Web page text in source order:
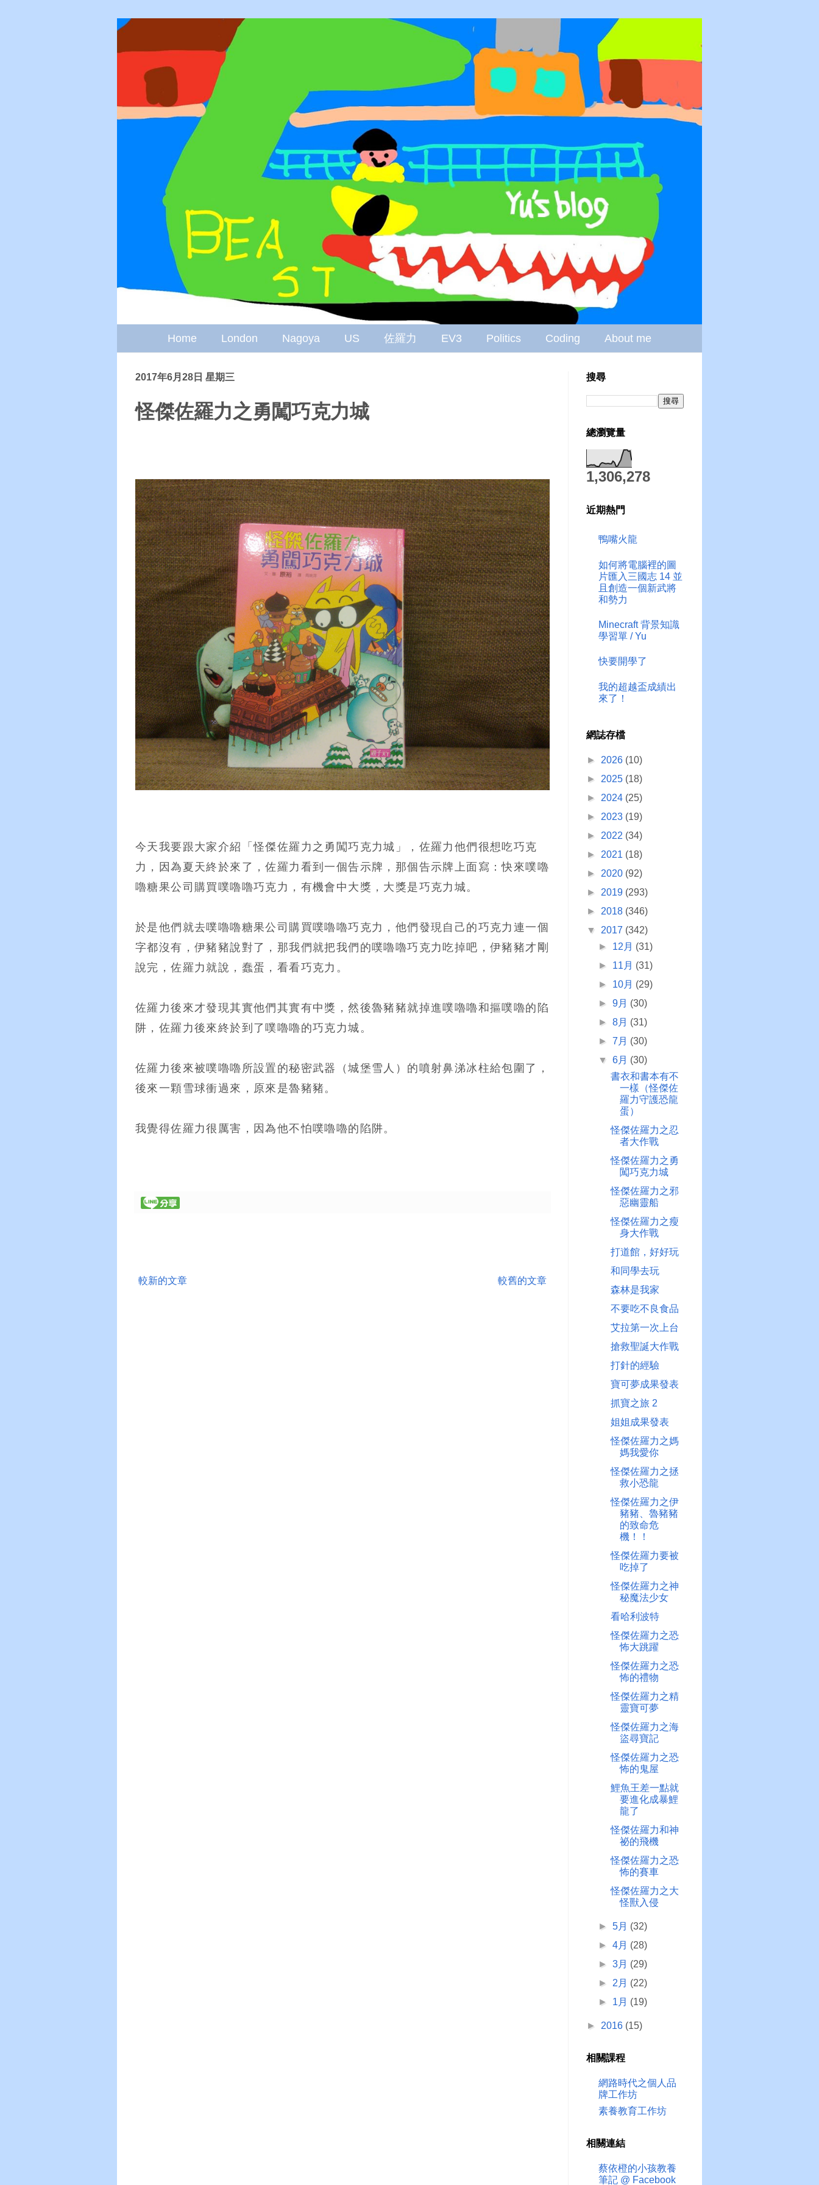
Home London Nagoya US 佐羅力 EV3 Politics Coding About me
2017年6月28日 星期三
怪傑佐羅力之勇闖巧克力城
今天我要跟大家介紹「怪傑佐羅力之勇闖巧克力城」，佐羅力他們很想吃巧克
力，因為夏天終於來了，佐羅力看到一個告示牌，那個告示牌上面寫：快來噗嚕
嚕糖果公司購買噗嚕嚕巧克力，有機會中大獎，大獎是巧克力城。
於是他們就去噗嚕嚕糖果公司購買噗嚕嚕巧克力，他們發現自己的巧克力連一個
字都沒有，伊豬豬說對了，那我們就把我們的噗嚕嚕巧克力吃掉吧，伊豬豬才剛
說完，佐羅力就說，蠢蛋，看看巧克力。
佐羅力後來才發現其實他們其實有中獎，然後魯豬豬就掉進噗嚕嚕和摳噗嚕的陷
阱，佐羅力後來終於到了噗嚕嚕的巧克力城。
佐羅力後來被噗嚕嚕所設置的秘密武器（城堡雪人）的噴射鼻涕冰柱給包圍了，
後來一顆雪球衝過來，原來是魯豬豬。
我覺得佐羅力很厲害，因為他不怕噗嚕嚕的陷阱。
較新的文章 較舊的文章
搜尋
總瀏覽量
1,306,278
近期熱門
鴨嘴火龍
如何將電腦裡的圖
片匯入三國志 14 並
且創造一個新武將
和勢力
Minecraft 背景知識
學習單 / Yu
快要開學了
我的超越盃成績出
來了！
網誌存檔
► 2026 (10)
► 2025 (18)
► 2024 (25)
► 2023 (19)
► 2022 (34)
► 2021 (18)
► 2020 (92)
► 2019 (293)
► 2018 (346)
▼ 2017 (342)
► 12月 (31)
► 11月 (31)
► 10月 (29)
►9月 (30)
►8月 (31)
►7月 (30)
▼6月 (30)
書衣和書本有不
一樣（怪傑佐
羅力守護恐龍
蛋）
怪傑佐羅力之忍
者大作戰
怪傑佐羅力之勇
闖巧克力城
怪傑佐羅力之邪
惡幽靈船
怪傑佐羅力之瘦
身大作戰
打道館，好好玩
和同學去玩
森林是我家
不要吃不良食品
艾拉第一次上台
搶救聖誕大作戰
打針的經驗
寶可夢成果發表
抓寶之旅 2
姐姐成果發表
怪傑佐羅力之媽
媽我愛你
怪傑佐羅力之拯
救小恐龍
怪傑佐羅力之伊
豬豬、魯豬豬
的致命危
機！！
怪傑佐羅力要被
吃掉了
怪傑佐羅力之神
秘魔法少女
看哈利波特
怪傑佐羅力之恐
怖大跳躍
怪傑佐羅力之恐
怖的禮物
怪傑佐羅力之精
靈寶可夢
怪傑佐羅力之海
盜尋寶記
怪傑佐羅力之恐
怖的鬼屋
鯉魚王差一點就
要進化成暴鯉
龍了
怪傑佐羅力和神
祕的飛機
怪傑佐羅力之恐
怖的賽車
怪傑佐羅力之大
怪獸入侵
►5月 (32)
►4月 (28)
►3月 (29)
► 2月 (22)
► 1月 (19)
► 2016 (15)
相關課程
網路時代之個人品
牌工作坊
素養教育工作坊
相關連結
蔡依橙的小孩教養
筆記 @ Facebook